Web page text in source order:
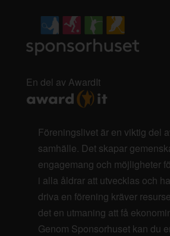
En del av AwardIt
Föreningslivet är en viktig del
samhälle. Det skapar
engagemang och möjligheter
i alla åldrar att utvecklas och
driva en förening kräver
det en utmaning att få
Genom Sponsorhuset kan du